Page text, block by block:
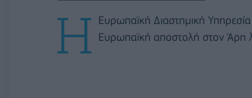
Η Ευρωπαϊκή Διαστημική
Ευρωπαϊκή αποστολή στον Άρη